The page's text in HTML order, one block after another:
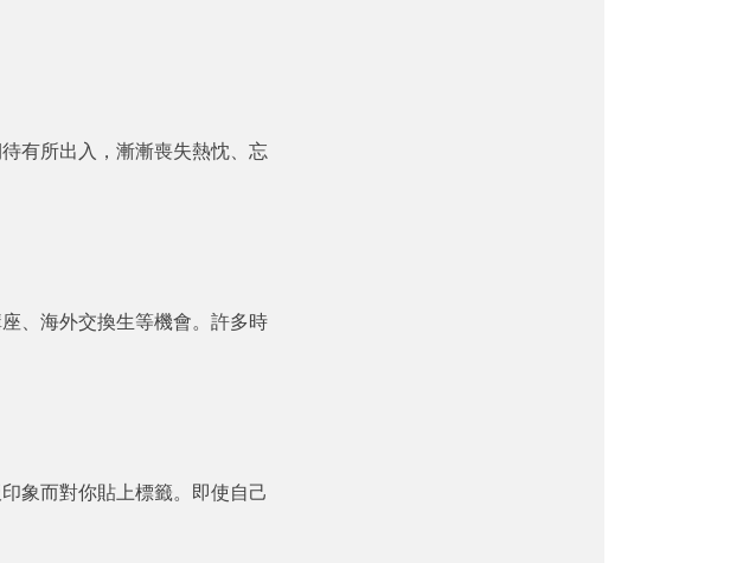
有所出入，漸漸喪失熱忱、忘
、海外交換生等機會。許多時
象而對你貼上標籤。即使自己